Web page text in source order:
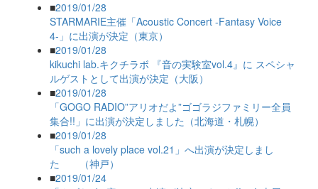
■2019/01/28
STARMARIE主催「Acoustic Concert -Fantasy Voice
4-」に出演が決定（東京）
■2019/01/28
kikuchi lab.キクチラボ 『音の実験室vol.4』に スペシャ
ルゲストとして出演が決定（大阪）
■2019/01/28
「GOGO RADIO”アリオだよ”ゴゴラジファミリー全員
集合!!」に出演が決定しました（北海道・札幌）
■2019/01/28
「such a lovely place vol.21」へ出演が決定しまし
た （神戸）
■2019/01/24